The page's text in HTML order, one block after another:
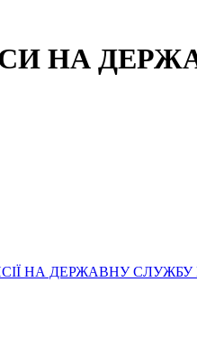
НА
НА ДЕРЖАВНУ СЛУЖБУ В